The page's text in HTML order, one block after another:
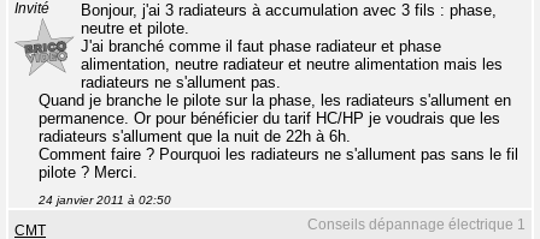
Invité
Bonjour, j'ai 3 radiateurs à accumulation avec 3 fils : phase,
neutre et pilote.
J'ai branché comme il faut phase radiateur et phase
alimentation, neutre radiateur et neutre alimentation mais les
radiateurs ne s'allument pas.
Quand je branche le pilote sur la phase, les radiateurs s'allument en
permanence. Or pour bénéficier du tarif HC/HP je voudrais que les
radiateurs s'allument que la nuit de 22h à 6h.
Comment faire ? Pourquoi les radiateurs ne s'allument pas sans le fil
pilote ? Merci.
24 janvier 2011 à 02:50
Conseils dépannage électrique 1
CMT